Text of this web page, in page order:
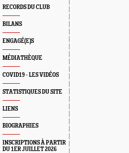
RECORDS DU CLUB
BILANS
ENGAGÉ(E)S
MÉDIATHÈQUE
COVID19 - LES VIDÉOS
STATISTIQUES DU SITE
LIENS
BIOGRAPHIES
INSCRIPTIONS À PARTIR
DU 1ER JUILLET 2026